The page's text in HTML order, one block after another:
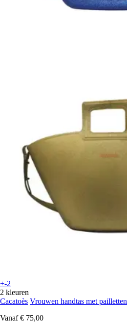
+-2
2 kleuren
Cacatoès Vrouwen handtas met
Vanaf € 75,00